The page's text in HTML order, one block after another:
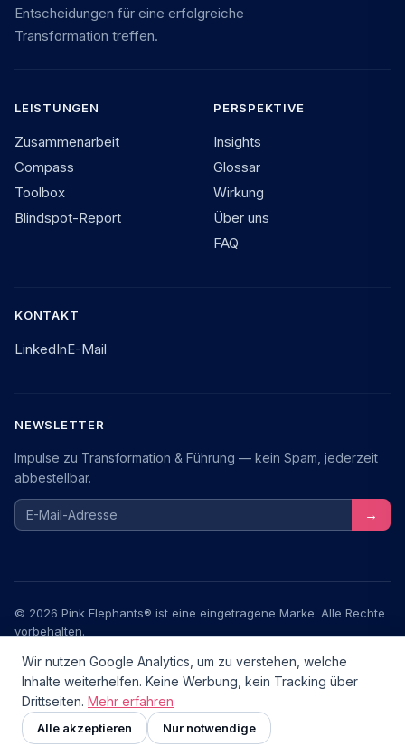
Entscheidungen für eine erfolgreiche
Transformation treffen.
LEISTUNGEN
Zusammenarbeit
Compass
Toolbox
Blindspot-Report
PERSPEKTIVE
Insights
Glossar
Wirkung
Über uns
FAQ
KONTAKT
LinkedInE-Mail
NEWSLETTER
Impulse zu Transformation & Führung — kein Spam, jederzeit
abbestellbar.
E-Mail-Adresse →
© 2026 Pink Elephants® ist eine eingetragene Marke. Alle Rechte
vorbehalten.
ImpressumDatenschutzAGB
Transformationstools.de — ein Community-Projekt
v2.6.0 Zusammenarbeit im Fokus
Wir nutzen Google Analytics, um zu verstehen, welche
Inhalte weiterhelfen. Keine Werbung, kein Tracking über
Drittseiten. Mehr erfahren
Alle akzeptieren Nur notwendige